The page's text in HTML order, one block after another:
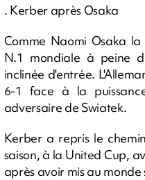
. Kerber après Osaka
Comme Naomi Osaka
N.1 mondiale à peine
inclinée d'entrée.
6-1 face à la
adversaire de Swiatek.
Kerber a repris le
saison, à la United Cup,
après avoir mis au